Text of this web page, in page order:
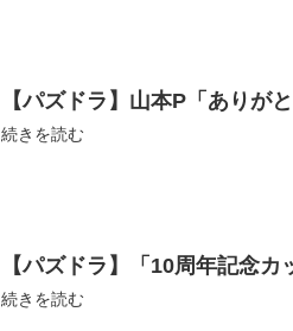
【パズドラ】山本P「ありが
続きを読む
【パズドラ】「10周年記
続きを読む